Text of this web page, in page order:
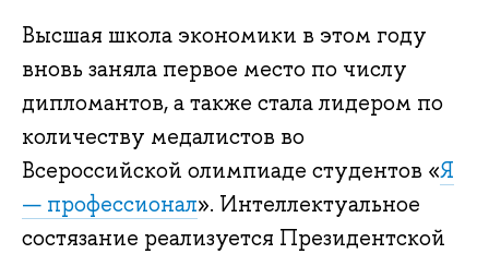
Высшая школа экономики в этом году
вновь заняла первое место по числу
дипломантов, а также стала лидером по
количеству медалистов во
Всероссийской олимпиаде студентов «Я
— профессионал». Интеллектуальное
состязание реализуется Президентской